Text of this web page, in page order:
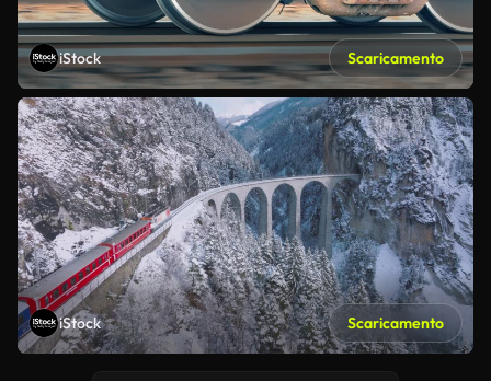
iStock Scaricamento
iStock Scaricamento